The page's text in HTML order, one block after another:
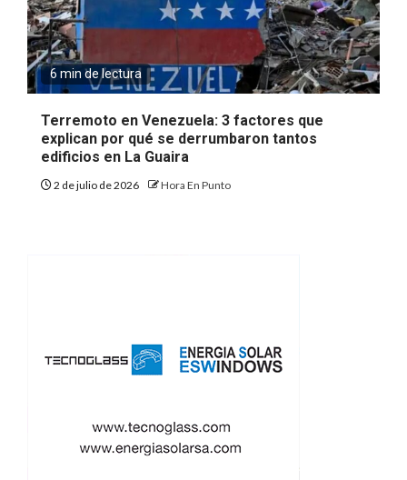
6 min de lectura
Terremoto en Venezuela: 3 factores que
explican por qué se derrumbaron tantos
edificios en La Guaira
2 de julio de 2026 Hora En Punto